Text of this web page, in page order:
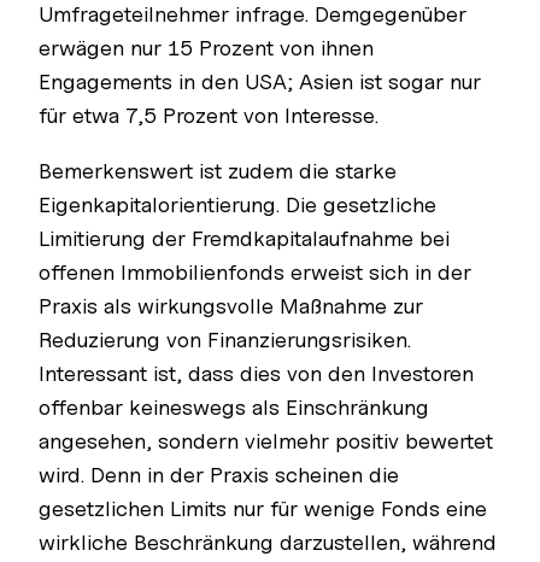
Umfrageteilnehmer infrage. Demgegenüber
erwägen nur 15 Prozent von ihnen
Engagements in den USA; Asien ist sogar nur
für etwa 7,5 Prozent von Interesse.
Bemerkenswert ist zudem die starke
Eigenkapitalorientierung. Die gesetzliche
Limitierung der Fremdkapitalaufnahme bei
offenen Immobilienfonds erweist sich in der
Praxis als wirkungsvolle Maßnahme zur
Reduzierung von Finanzierungsrisiken.
Interessant ist, dass dies von den Investoren
offenbar keineswegs als Einschränkung
angesehen, sondern vielmehr positiv bewertet
wird. Denn in der Praxis scheinen die
gesetzlichen Limits nur für wenige Fonds eine
wirkliche Beschränkung darzustellen, während